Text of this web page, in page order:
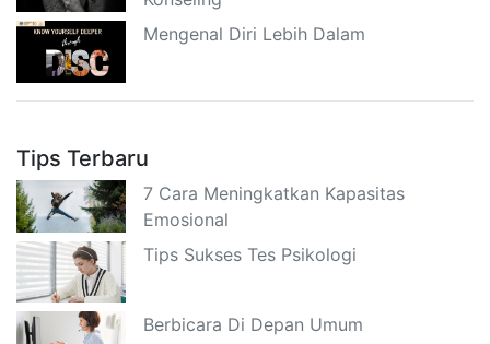
Mengenal Diri Lebih Dalam
Tips Terbaru
7 Cara Meningkatkan Kapasitas
Emosional
Tips Sukses Tes Psikologi
Berbicara Di Depan Umum